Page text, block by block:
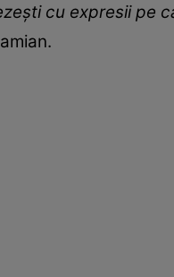
cu expresii pe